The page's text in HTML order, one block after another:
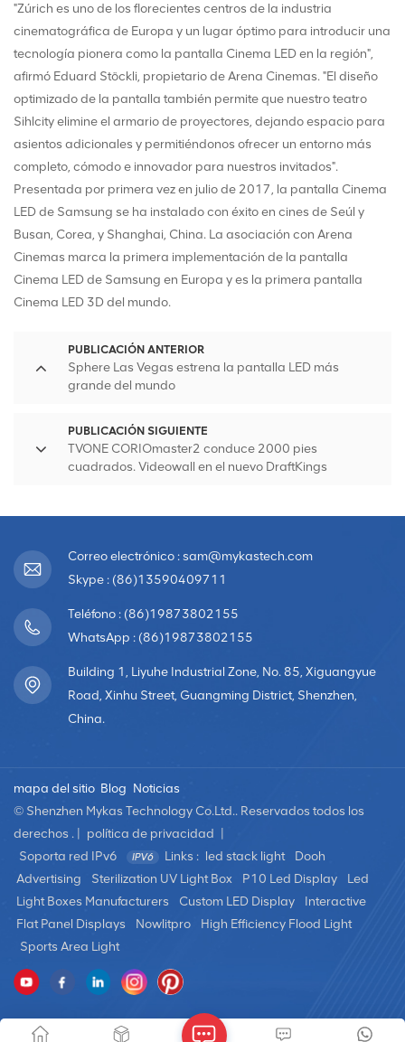
"Zúrich es uno de los florecientes centros de la industria
cinematográfica de Europa y un lugar óptimo para introducir una
tecnología pionera como la pantalla Cinema LED en la región",
afirmó Eduard Stöckli, propietario de Arena Cinemas. "El diseño
optimizado de la pantalla también permite que nuestro teatro
Sihlcity elimine el armario de proyectores, dejando espacio para
asientos adicionales y permitiéndonos ofrecer un entorno más
completo, cómodo e innovador para nuestros invitados".
Presentada por primera vez en julio de 2017, la pantalla Cinema
LED de Samsung se ha instalado con éxito en cines de Seúl y
Busan, Corea, y Shanghai, China. La asociación con Arena
Cinemas marca la primera implementación de la pantalla
Cinema LED de Samsung en Europa y es la primera pantalla
Cinema LED 3D del mundo.
PUBLICACIÓN ANTERIOR
Sphere Las Vegas estrena la pantalla LED más
grande del mundo
PUBLICACIÓN SIGUIENTE
TVONE CORIOmaster2 conduce 2000 pies
cuadrados. Videowall en el nuevo DraftKings
Correo electrónico : sam@mykastech.com
Skype : (86)13590409711
Teléfono : (86)19873802155
WhatsApp : (86)19873802155
Building 1, Liyuhe Industrial Zone, No. 85, Xiguangyue
Road, Xinhu Street, Guangming District, Shenzhen,
China.
mapa del sitio Blog Noticias
© Shenzhen Mykas Technology Co.Ltd.. Reservados todos los
derechos . |
política de privacidad
Soporta red IPv6
Links : led stack light
Dooh
Advertising
Sterilization UV Light Box P10 Led Display
Led
Light Boxes Manufacturers
Custom LED Display
Interactive
Flat Panel Displays
Nowlitpro
High Efficiency Flood Light
Sports Area Light